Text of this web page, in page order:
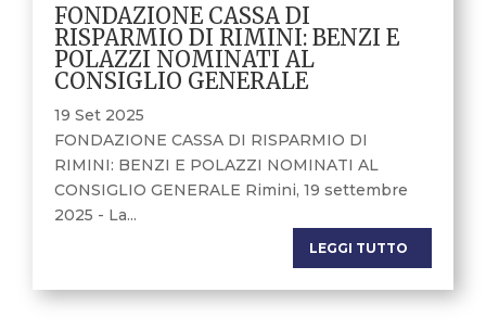
FONDAZIONE CASSA DI
RISPARMIO DI RIMINI: BENZI E
POLAZZI NOMINATI AL
CONSIGLIO GENERALE
19 Set 2025
FONDAZIONE CASSA DI RISPARMIO DI
RIMINI: BENZI E POLAZZI NOMINATI AL
CONSIGLIO GENERALE Rimini, 19 settembre
2025 - La...
LEGGI TUTTO